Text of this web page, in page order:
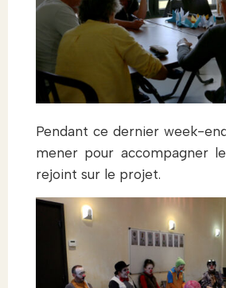
Pendant ce dernier week-
mener pour accompagner
rejoint sur le projet.